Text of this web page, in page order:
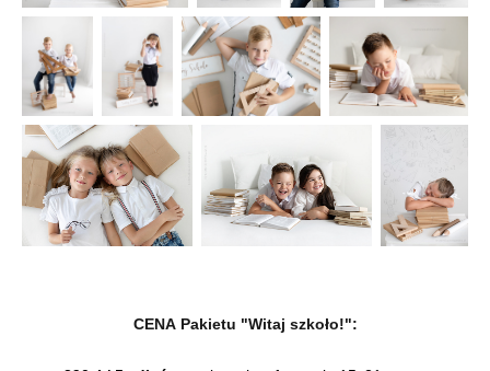
CENA Pakietu "Witaj szkoło!":